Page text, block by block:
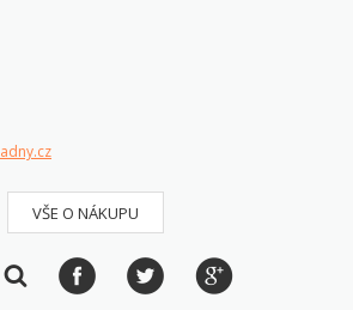
VŠE O NÁKUPU